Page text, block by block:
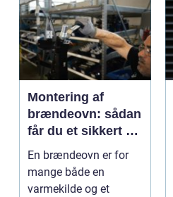
Montering af
brændeovn: sådan
får du et sikkert og
smukt resultat
En brændeovn er for
mange både en
varmekilde og et